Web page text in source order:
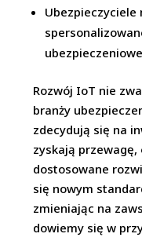
Ubezpieczyciele
Rozwój IoT nie
branży
zdecydują się na
zyskają
dostosowane
się nowym
zmieniając na
dowiemy się w